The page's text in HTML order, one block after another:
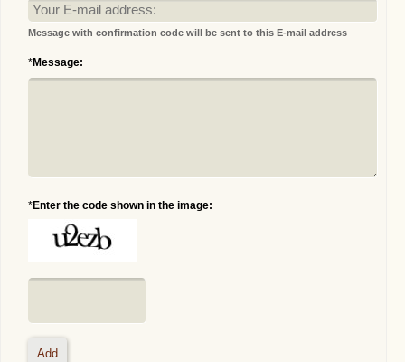
Message with confirmation code will be sent to this E-mail address
*Message:
*Enter the code shown in the image: